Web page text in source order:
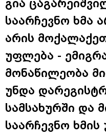
გია
საარჩევნო ხმა
არის
უფლება -
მონაწილეობა
უნდა
სამსახურში და
საარჩევნო